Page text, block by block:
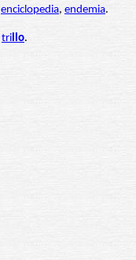
enciclopedia, endemia.
trillo.